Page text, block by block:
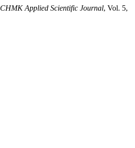
CHMK Applied Scientific Journal, Vol. 5,